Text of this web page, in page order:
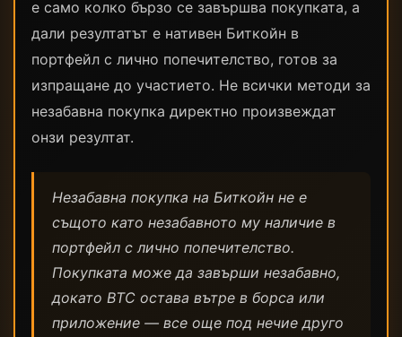
е само колко бързо се завършва покупката, а
дали резултатът е нативен Биткойн в
портфейл с лично попечителство, готов за
изпращане до участието. Не всички методи за
незабавна покупка директно произвеждат
онзи резултат.
Незабавна покупка на Биткойн не е
същото като незабавното му наличие в
портфейл с лично попечителство.
Покупката може да завърши незабавно,
докато BTC остава вътре в борса или
приложение — все още под нечие друго